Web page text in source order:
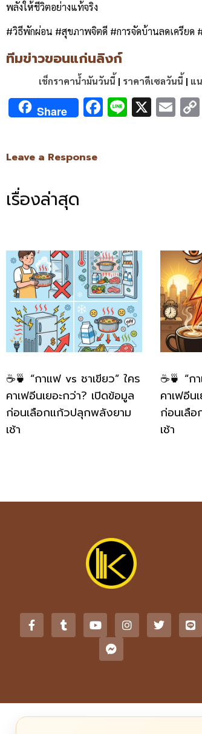
พลังให้ชีวิตอย่างแท้จริง
#วิธีพักผ่อน #สุขภาพจิตดี #การจัดบ้านลดเครียด
ทีมข่าวขอนแก่นลิงก์
เช็กราคาน้ำมันวันนี้ | ราคาดีเซลวันนี้ | แ
Share Facebook
Line
X
Leave a Response
เรื่องล่าสุด
☕🍵 “กาแฟ vs ชาเขียว” ใคร
คาเฟอีนเยอะกว่า? เปิดข้อมูล
ก่อนเลือกแก้วปลุกพลังยาม
เช้า
☕🍵 “ก
คาเฟอีน
ก่อนเลื
เช้า